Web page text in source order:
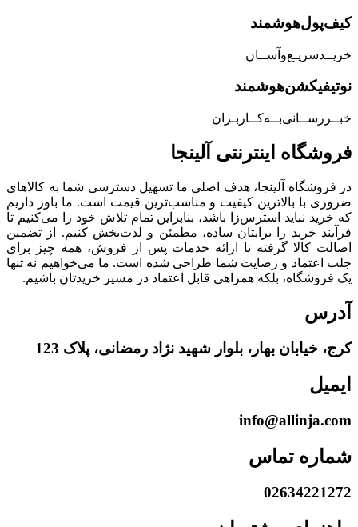
کیف‌پول‌هوشمند
خریــد‌سریـع‌و‌آســان
نوتیفیکشن‌هوشمند
خبــررســانی‌بــه‌کــاربـران
فروشگاه‌ اینترنتی‌ آلینجا
در فروشگاه آلینجا، هدف اصلی ما تسهیل دسترسی شما به کالاهای
ضروری با بالاترین کیفیت و مناسب‌ترین قیمت است. ما باور داریم
که خرید نباید استرس‌زا باشد، بنابراین تمام تلاش خود را می‌کنیم تا
فرآیند خرید را برایتان ساده، مطمئن و لذت‌بخش کنیم. از تضمین
اصالت کالا گرفته تا ارائه خدمات پس از فروش، همه چیز برای
جلب اعتماد و رضایت شما طراحی شده است. ما می‌خواهیم نه تنها
یک فروشگاه، بلکه همراهی قابل اعتماد در مسیر خریدتان باشیم.
آدرس
کرج، خیابان بهار، بلوار شهید نژاد رمضانی، پلاک 123
ایمیل
info@allinja.com
شماره تماس
02634221272